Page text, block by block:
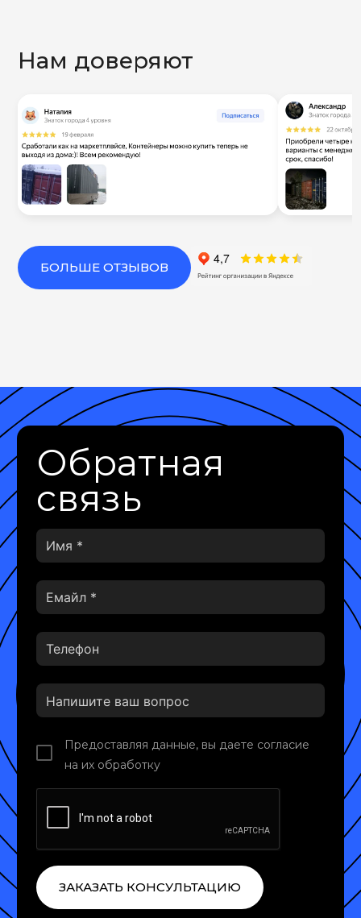
Нам доверяют
БОЛЬШЕ ОТЗЫВОВ
Обратная
связь
Предоставляя данные, вы даете согласие
на их обработку
ЗАКАЗАТЬ КОНСУЛЬТАЦИЮ